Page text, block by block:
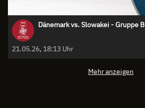
Dänemark vs. Slowakei - Gruppe B
21.05.26, 18:13 Uhr
Mehr anzeigen